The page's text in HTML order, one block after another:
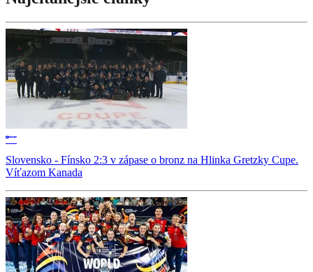
Slovensko - Fínsko 2:3 v zápase o bronz na Hlinka Gretzky Cupe.
Víťazom Kanada